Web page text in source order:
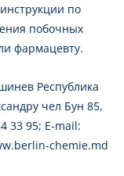
по
побочных
фармацевту.
Республика
чел Бун 85,
33 95; E-mail:
chemie.md